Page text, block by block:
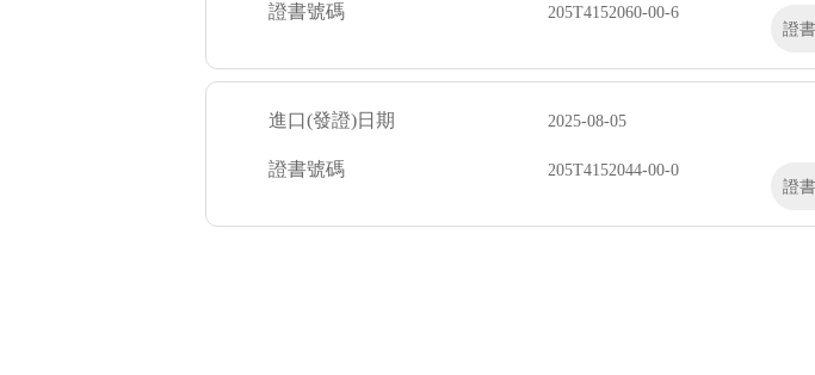
證書號碼
205T4152060-00-6
證
進口(發證)日期 2025-08-05
證書號碼
205T4152044-00-0
證